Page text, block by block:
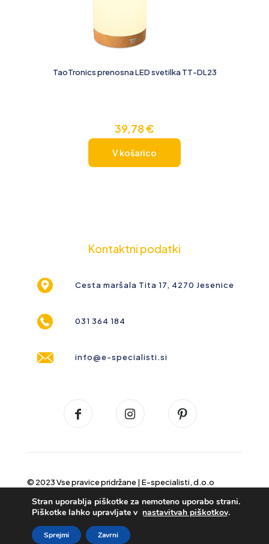
TaoTronics prenosna LED svetilka TT-DL23
39,78€
V košarico
Kontaktni podatki
Cesta maršala Tita 17, 4270 Jesenice
031 364 184
info@e-specialisti.si
© 2023 Vse pravice pridržane | E-specialisti, d.o.o
Stran uporablja piškotke za nemoteno uporabo strani.
Piškotke lahko upravljate v nastavitvah piškotkov.
Sprejmi Zavrni